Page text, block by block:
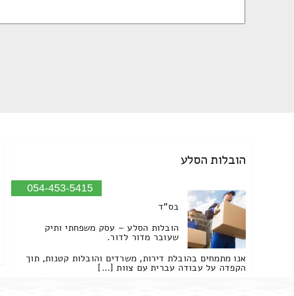
הובלות הסלע
054-453-5415
בס"ד
הובלות הסלע – עסק משפחתי ותיק
שעובר מדור לדור.
אנו מתמחים בהובלת דירות, משרדים והובלות קטנות, תוך
הקפדה על עבודה עברית עם צוות […]